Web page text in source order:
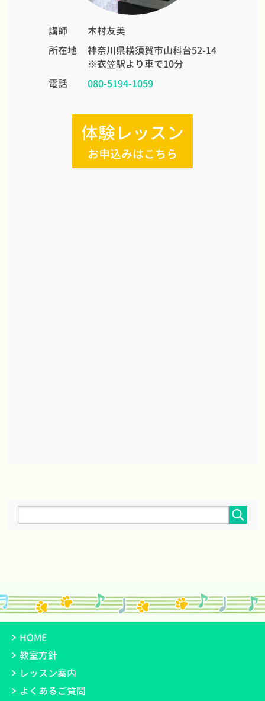
講師
木村友美
所在地
神奈川県横須賀市山科台52-14
※衣笠駅より車で10分
電話
080-5194-1059
体験レッスン
お申込みはこちら
HOME
教室方針
レッスン案内
よくあるご質問